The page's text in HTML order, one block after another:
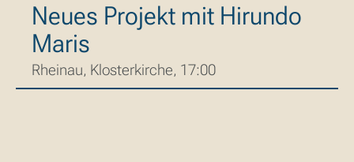
Neues Projekt mit Hirundo
Maris
Rheinau, Klosterkirche, 17:00